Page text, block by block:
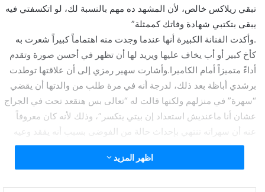
تبقي ريلاكس خالص، لأن المشهد ده مهم بالنسبة لك، لو اتكسفتي فيه
يبقى بتكتبي شهادة وفاتك كممثلة”
.وأكدت الفنانة الكبيرة أنها عندما وجدت منه اهتماماً كبيراً شعرت به
كأخ كبير أو أب يخاف عليها ويريد لها أن تظهر في أحسن صورة وتقدم
أداءً متميزاً أمام الكاميرا.وأشارت سهير رمزي إلى أن علاقتها توطدت
برشدي أباظة بعد ذلك، لدرجة أنه في مرة طلب من والدتها أن يقضي
“سهرة” في منزلهم ولكنها قالت له “تعالى بس هنقعد تحت في الجراج
عشان أنا ماعنديش استعداد إن بيتي يتكسر”، وذلك لأنه كان معروفاً
عنه أن سهراته تنتهي بإحداث حالة من الفوضى بسبب أنه يفقد وعيه
بسبب الخمر.
هذا ما فعله رشدي أباظة مع سهير رمزي عندما شعر بخجلها
اظهر المزيد